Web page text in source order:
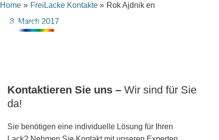
content
Skip
content
Home FreiLacke Kontakte
Rok Ajdnik en
8. March 2017
Kontaktieren Sie uns – Wir sind für Sie
da!
Sie benötigen eine individuelle Lösung für Ihren